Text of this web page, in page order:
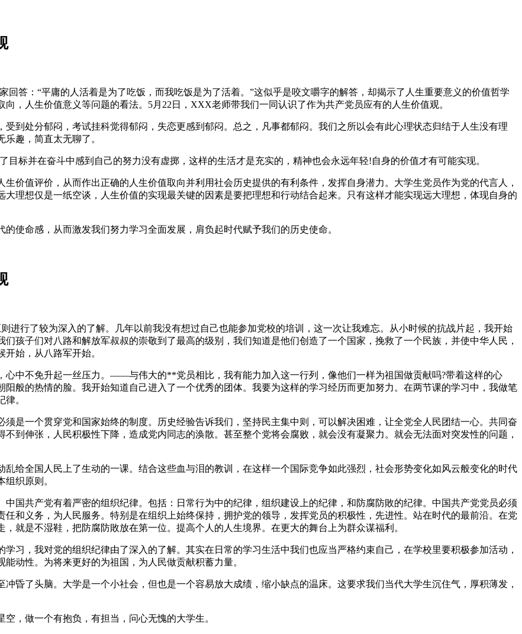
回答：“平庸的人活着是为了吃饭，而我吃饭是为了活着。”这似乎是咬文嚼字的解答，却揭示了人生重要意义的价值哲学
，人生价值意义等问题的看法。5月22日，XXX老师带我们一同认识了作为共产党员应有的人生价值观。
到处分郁闷，考试挂科觉得郁闷，失恋更感到郁闷。总之，凡事都郁闷。我们之所以会有此心理状态归结于人生没有理
趣，简直太无聊了。
标并在奋斗中感到自己的努力没有虚掷，这样的生活才是充实的，精神也会永远年轻!自身的价值才有可能实现。
价值评价，从而作出正确的人生价值取向并利用社会历史提供的有利条件，发挥自身潜力。大学生党员作为党的代言人，
理想仅是一纸空谈，人生价值的实现最关键的因素是要把理想和行动结合起来。只有这样才能实现远大理想，体现自身的
使命感，从而激发我们努力学习全面发展，肩负起时代赋予我们的历史使命。
进行了较为深入的了解。几年以前我没有想过自己也能参加党校的培训，这一次让我难忘。从小时候的抗战片起，我开始
孩子们对八路和解放军叔叔的崇敬到了最高的级别，我们知道是他们创造了一个国家，挽救了一个民族，并使中华人民，
始，从八路军开始。
心中不免升起一丝压力。——与伟大的**党员相比，我有能力加入这一行列，像他们一样为祖国做贡献吗?带着这样的心
般的热情的脸。我开始知道自己进入了一个优秀的团体。我要为这样的学习经历而更加努力。在两节课的学习中，我做笔
。
是一个贯穿党和国家始终的制度。历史经验告诉我们，坚持民主集中则，可以解决困难，让全党全人民团结一心。共同奋
到伸张，人民积极性下降，造成党内同志的涣散。甚至整个党将会腐败，就会没有凝聚力。就会无法面对突发性的问题，
给全国人民上了生动的一课。结合这些血与泪的教训，在这样一个国际竞争如此强烈，社会形势变化如风云般变化的时代
织原则。
国共产党有着严密的组织纪律。包括：日常行为中的纪律，组织建设上的纪律，和防腐防敗的纪律。中国共产党党员必须
和义务，为人民服务。特别是在组织上始终保持，拥护党的领导，发挥党员的积极性，先进性。站在时代的最前沿。在党
就是不湿鞋，把防腐防敗放在第一位。提高个人的人生境界。在更大的舞台上为群众谋福利。
习，我对党的组织纪律由了深入的了解。其实在日常的学习生活中我们也应当严格约束自己，在学校里要积极参加活动，
动性。为将来更好的为祖国，为人民做贡献积蓄力量。
昏了头脑。大学是一个小社会，但也是一个容易放大成绩，缩小缺点的温床。这要求我们当代大学生沉住气，厚积薄发，
，做一个有抱负，有担当，问心无愧的大学生。